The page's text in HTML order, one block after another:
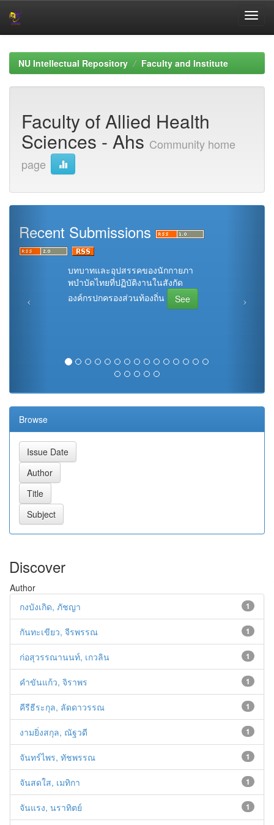
navigationNU Intellectual Repository Faculty and Institute
Faculty of Allied Health
Sciences - Ahs Community home
page
Recent Submissions
บทบาทและอุปสรรคของนักกายภา
พบําบัดไทยที่ปฏิบัติงานในสังกัด
องค์กรปกครองส่วนท้องถิ่น
See
Browse
Discover
Author
1
กงบังเกิด, ภัชญา
1
กันทะเขียว, จีรพรรณ
1
ก่อสุวรรณานนท์, เกวลิน
1
คำขันแก้ว, จิราพร
1
คีรีธีระกุล, ลัดดาวรรณ
1
งามยิ่งสกุล, ณัฐวดี
1
จันทร์ไพร, ทัชพรรณ
1
จันสดใส, เมทิกา
1
จันแรง, นราทิตย์